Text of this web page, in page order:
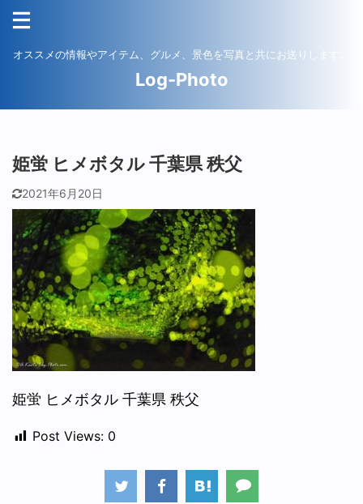
オススメの情報やアイテム、グルメ、景色を写真と共にお送りします。
Log-Photo
姫蛍 ヒメボタル 千葉県 秩父
2021年6月20日
姫蛍 ヒメボタル 千葉県 秩父
Post Views: 0